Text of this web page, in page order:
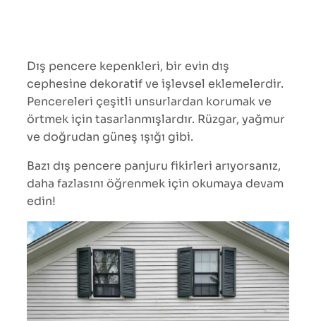
Dış pencere kepenkleri, bir evin dış
cephesine dekoratif ve işlevsel eklemelerdir.
Pencereleri çeşitli unsurlardan korumak ve
örtmek için tasarlanmışlardır. Rüzgar, yağmur
ve doğrudan güneş ışığı gibi.
Bazı dış pencere panjuru fikirleri arıyorsanız,
daha fazlasını öğrenmek için okumaya devam
edin!